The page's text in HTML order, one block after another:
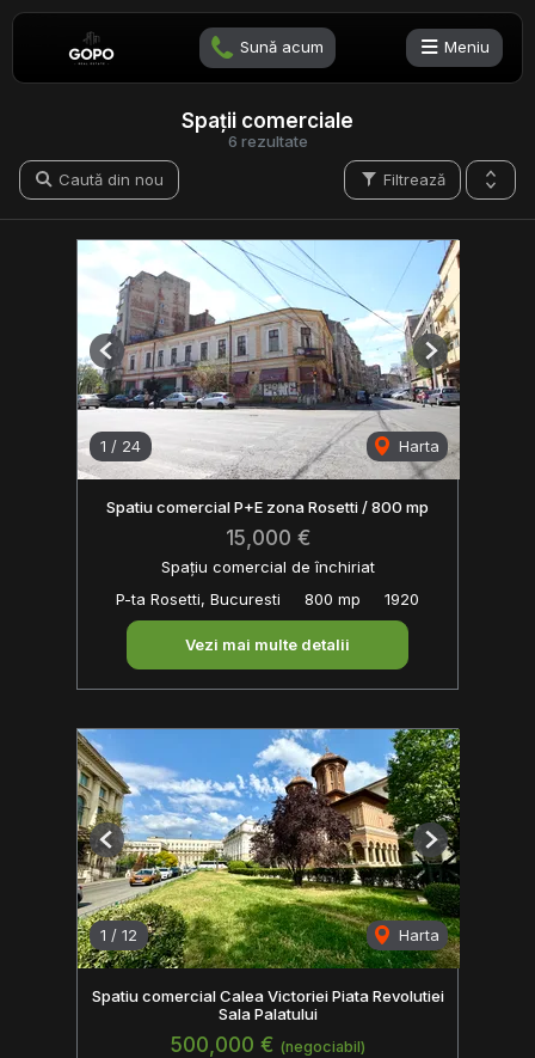
Sună acum Meniu
6 rezultate
Spații comerciale
Filtrează
Caută din nou
1 / 24 Harta
Previous Next
Spatiu comercial P+E zona Rosetti / 800 mp
15,000 €
Spațiu comercial de închiriat
P-ta Rosetti, Bucuresti
800 mp 1920
Vezi mai multe detalii
1 / 12 Harta
Previous Next
Spatiu comercial Calea Victoriei Piata Revolutiei
Sala Palatului
500,000 € (negociabil)